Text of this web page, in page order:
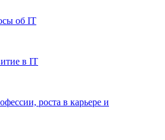
об IT
в IT
роста в карьере и